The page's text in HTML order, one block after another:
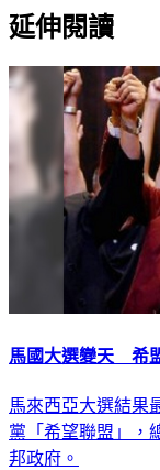
延伸閱讀
馬國大選變天 希
馬來西亞大選結果
黨「希望聯盟」，
邦政府。